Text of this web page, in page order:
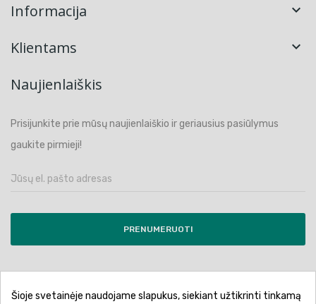
Informacija 
Klientams 
Naujienlaiškis
Prisijunkite prie mūsų naujienlaiškio ir geriausius pasiūlymus
gaukite pirmieji!
PRENUMERUOTI
Šioje svetainėje naudojame slapukus, siekiant užtikrinti tinkamą